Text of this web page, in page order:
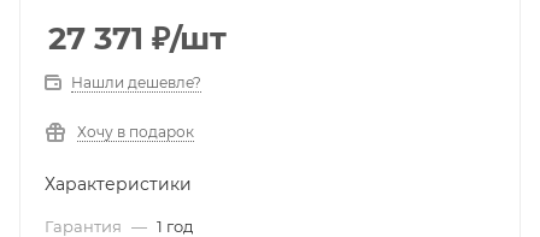
27 371 ₽/шт
Нашли дешевле?
Хочу в подарок
Характеристики
Гарантия — 1 год